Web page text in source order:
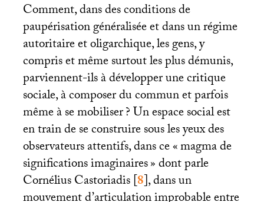
Comment, dans des conditions de
paupérisation généralisée et dans un régime
autoritaire et oligarchique, les gens, y
compris et même surtout les plus démunis,
parviennent-ils à développer une critique
sociale, à composer du commun et parfois
même à se mobiliser? Un espace social est
en train de se construire sous les yeux des
observateurs attentifs, dans ce «magma de
significations imaginaires» dont parle
Cornélius Castoriadis[8], dans un